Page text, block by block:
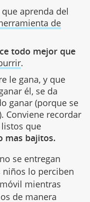
que aprenda del
de
todo mejor que
.
le gana, y que
él, se da
ganar (porque se
Conviene recordar
que
mas bajitos.
se entregan
niños lo perciben
mientras
de manera